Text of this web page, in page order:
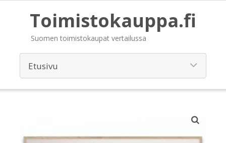
Toimistokauppa.fi
Suomen toimistokaupat vertailussa